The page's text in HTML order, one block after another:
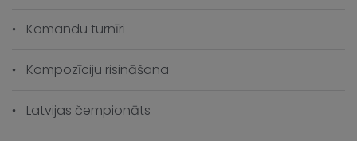
Komandu turnīri
Kompozīciju risināšana
Latvijas čempionāts